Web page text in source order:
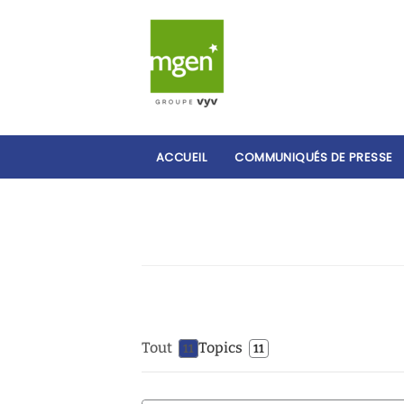
ACCUEIL COMMUNIQUÉS DE PRESSE
Tout 11 Topics 11